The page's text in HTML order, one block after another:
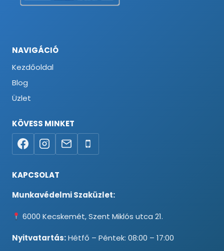
NAVIGÁCIÓ
Kezdőoldal
Blog
Üzlet
KÖVESS MINKET
KAPCSOLAT
Munkavédelmi Szaküzlet:
6000 Kecskemét, Szent Miklós utca 21.
Nyitvatartás:Hétfő – Péntek: 08:00 – 17:00